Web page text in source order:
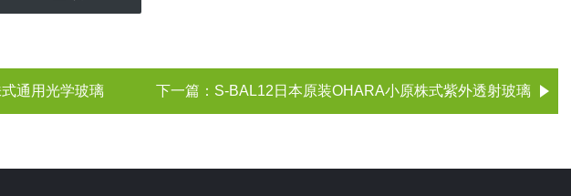
通用光学玻璃 下一篇： S-BAL12日本原装OHARA小原株式‌紫外透射玻璃